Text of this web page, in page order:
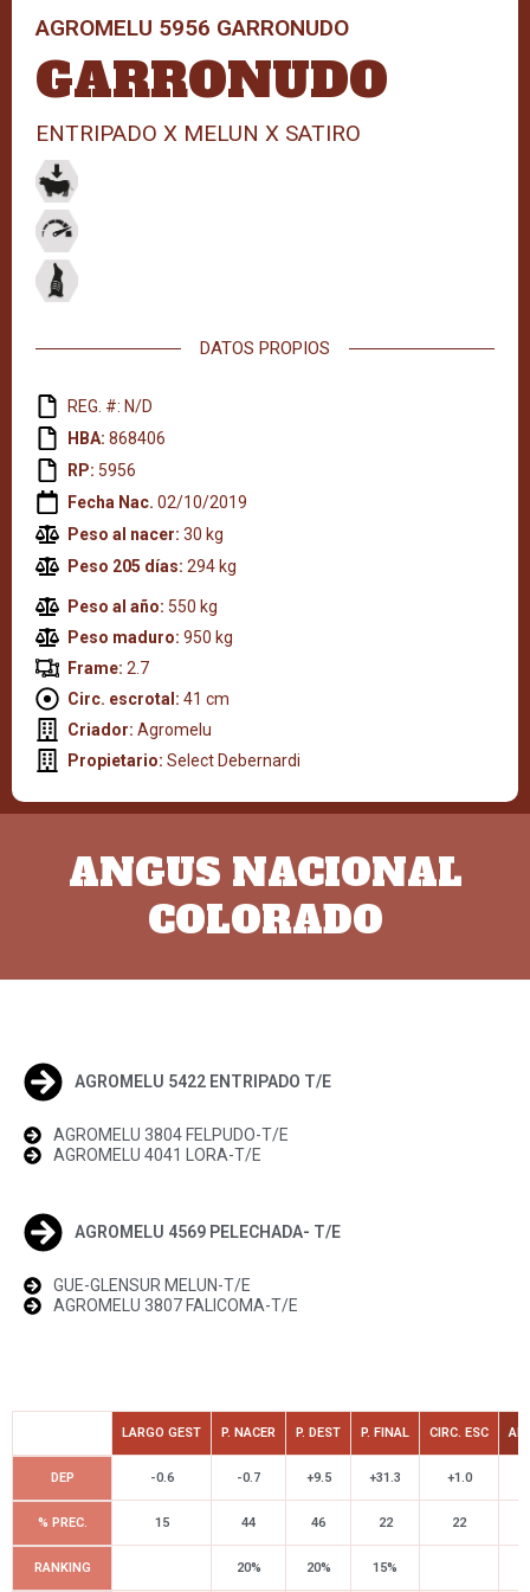
AGROMELU 5956 GARRONUDO
GARRONUDO
ENTRIPADO X MELUN X SATIRO
DATOS PROPIOS
REG. #: N/D
HBA: 868406
RP: 5956
Fecha Nac. 02/10/2019
Peso al nacer: 30 kg
Peso 205 días: 294 kg
Peso al año: 550 kg
Peso maduro: 950 kg
Frame: 2.7
Circ. escrotal: 41 cm
Criador: Agromelu
Propietario: Select Debernardi
ANGUS NACIONAL
COLORADO
AGROMELU 5422 ENTRIPADO T/E
AGROMELU 3804 FELPUDO-T/E
AGROMELU 4041 LORA-T/E
AGROMELU 4569 PELECHADA- T/E
GUE-GLENSUR MELUN-T/E
AGROMELU 3807 FALICOMA-T/E
LARGO GEST P. NACER P. DEST P. FINAL CIRC. ESC
DEP -0.6 -0.7 +9.5 +31.3 +1.0
% PREC. 15 44 46 22 22
RANKING 20% 20% 15%